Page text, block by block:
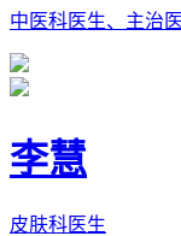
中医科医生、主治
李慧
皮肤科医生